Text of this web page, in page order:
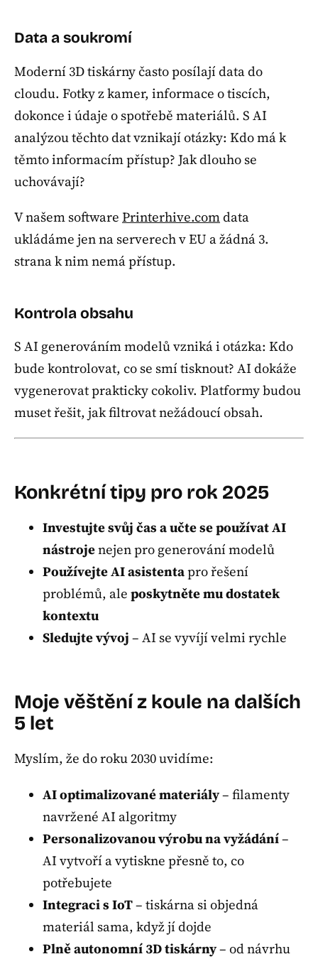
Data a soukromí
Moderní 3D tiskárny často posílají data do
cloudu. Fotky z kamer, informace o tiscích,
dokonce i údaje o spotřebě materiálů. S AI
analýzou těchto dat vznikají otázky: Kdo má k
těmto informacím přístup? Jak dlouho se
uchovávají?
V našem software Printerhive.comdata
ukládáme jen na serverech v EU a žádná 3.
strana k nim nemá přístup.
Kontrola obsahu
S AI generováním modelů vzniká i otázka: Kdo
bude kontrolovat, co se smí tisknout? AI dokáže
vygenerovat prakticky cokoliv. Platformy budou
muset řešit, jak filtrovat nežádoucí obsah.
Konkrétní tipy pro rok 2025
Investujte svůj čas a učte se používat AI
nástrojenejen pro generování modelů
Používejte AI asistentapro řešení
problémů, ale poskytněte mu dostatek
kontextu
Sledujte vývoj – AI se vyvíjí velmi rychle
Moje věštění z koule na dalších
5 let
Myslím, že do roku 2030 uvidíme:
AI optimalizované materiály– filamenty
navržené AI algoritmy
Personalizovanou výrobu na vyžádání–
AI vytvoří a vytiskne přesně to, co
potřebujete
Integraci s IoT– tiskárna si objedná
materiál sama, když jí dojde
Plně autonomní 3D tiskárny– od návrhu